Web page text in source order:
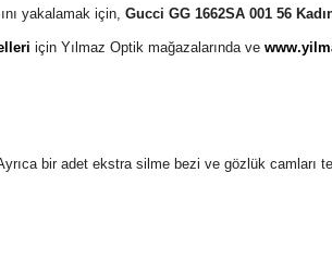
yakalamak için, Gucci GG 1662SA 001 56
için Yılmaz Optik mağazalarında ve
bir adet ekstra silme bezi ve gözlük